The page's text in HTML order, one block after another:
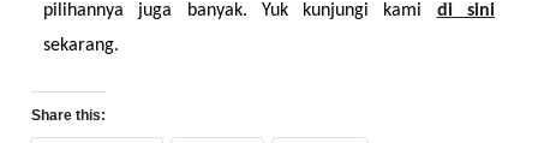
pilihannya juga banyak. Yuk kunjungi kami di sini
sekarang.
Share this: